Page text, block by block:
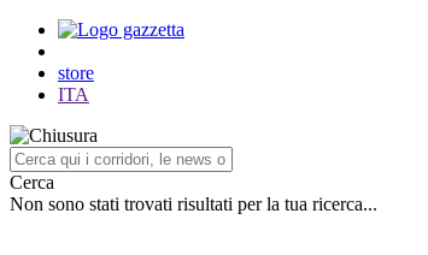
store
ITA
Cerca
Non sono stati trovati risultati per la tua ricerca...